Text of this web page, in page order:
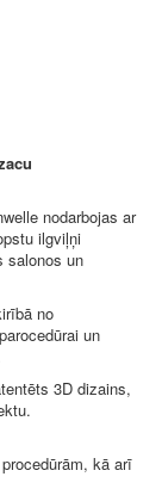
nodarbojas ar
ilgviļņi
salonos un
no
un
3D dizains,
kā arī